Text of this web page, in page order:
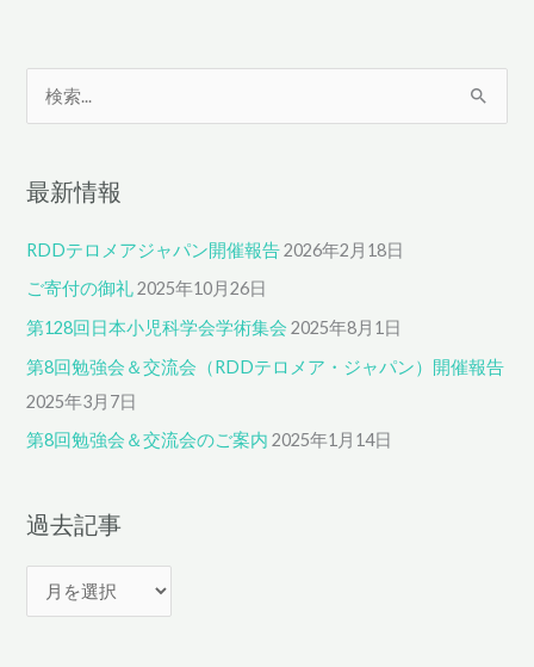
索
象
最新情報
RDDテロメアジャパン開催報告 2026年2月18日
ご寄付の御礼 2025年10月26日
第128回日本小児科学会学術集会 2025年8月1日
第8回勉強会＆交流会（RDDテロメア・ジャパン）開催報告
2025年3月7日
第8回勉強会＆交流会のご案内 2025年1月14日
過去記事
去